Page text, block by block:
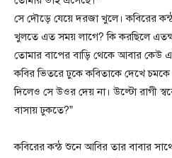
সে দৌড়ে যেয়ে দরজা খুলে। কবিরের
খুলতে এত সময় লাগে? কি করছিলে
তোমার বাপের বাড়ি থেকে আবার কেউ
কবির ভিতরে ঢুকে কবিতাকে দেখে চমকে
দিলেও সে উওর দেয় না। উল্টো রাগী
বাসায় ঢুকতে?”
কবিরের কন্ঠ শুনে আবির তার বাবার